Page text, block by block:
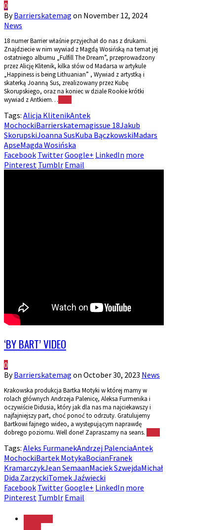
0
ByBarrierskatemag on November 12, 2024
News
18 numer Barrier właśnie przyjechał do nas z drukarni.
Znajdziecie w nim wywiad z Magdą Wosińską na temat jej
ostatniego albumu „Fulfill The Dream”, przeprowadzony
przez Alicję Klitenik, kilka słów od Madarsa w artykule
„Happiness is being Lithuanian” , Wywiad z artystką i
skaterką Joanną Sus, zrealizowany przez Kubę
Skorupskiego, oraz na koniec w dziale Rookie krótki
wywiad z Antkiem…
Tags: Alicja KlitenikAntek
MochockiBarrierskatemagissue 18Jakub
SkorupskiJoanna SusKuba BączkowskiMadars
ApseMagda Wosińska
Facebook TwitterGoogle+ LinkedIn more
Pinterest Tumblr Email
‘BY BART’ VIDEO
0
ByBarrierskatemag on October 30, 2023 News
Krakowska produkcja Bartka Motyki w której mamy w
rolach głównych Andrzeja Palenicę, Aleksa Furmenika i
oczywiście Didusia, który jak dla nas ma najciekawszy i
najfajniejszy part, choć ponoć to odrzuty. Gratulujemy
Bartkowi fajnego wideo, a występującym naprawdę
dobrego poziomu. Well done! Zapraszamy na seans.
Tags: Aleks FurmanekAndrzej PalenciaAntek
MochockiBartek MotykaBocianFranek
KramarczykJean SemaanMaciek SzwejdaMichał
Dida ZarzyckiTomek Jaźwiecki
Facebook TwitterGoogle+ LinkedIn more
Pinterest Tumblr Email